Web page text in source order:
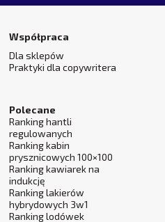
Współpraca
Dla sklepów
Praktyki dla copywritera
Polecane
Ranking hantli
regulowanych
Ranking kabin
prysznicowych 100×100
Ranking kawiarek na
indukcję
Ranking lakierów
hybrydowych 3w1
Ranking lodówek